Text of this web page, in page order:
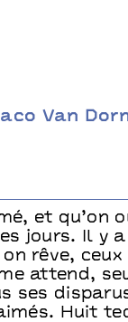
Van
et qu’on
jours. Il y
rêve,
attend,
ses
Huit